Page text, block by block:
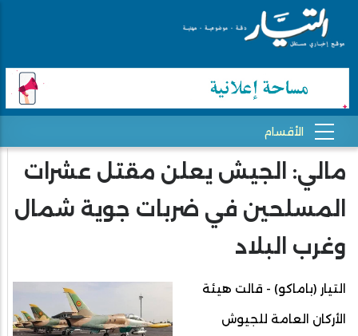
مالي: الجيش يعلن مقتل عشرات
المسلحين في ضربات جوية شمال
وغرب البلاد
التيار (باماكو) - قالت هيئة
الأركان العامة للجيوش